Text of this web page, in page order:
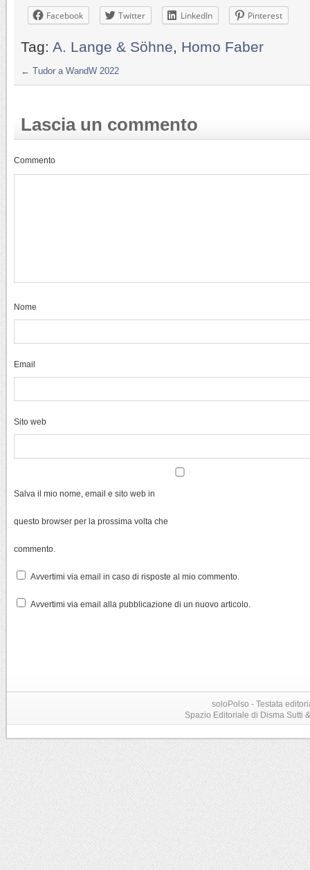
Facebook Twitter LinkedIn Pinterest
Tag: A. Lange & Söhne, Homo Faber
← Tudor a WandW 2022
Lascia un commento
Commento
Nome
Email
Sito web
Salva il mio nome, email e sito web in
questo browser per la prossima volta che
commento.
Avvertimi via email in caso di risposte al mio commento.
Avvertimi via email alla pubblicazione di un nuovo articolo.
soloPolso - Testata
Spazio Editoriale di Disma Sutti